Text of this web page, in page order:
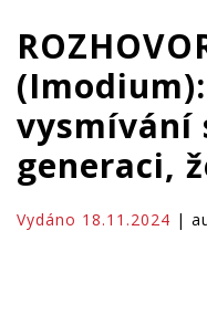
vysmívání
generaci,
Vydáno 18.11.2024 |